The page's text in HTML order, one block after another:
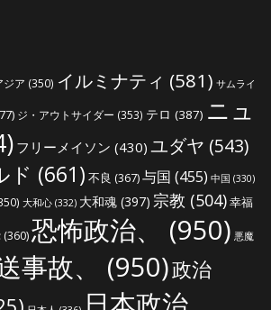
ジア (350) イルミナティ (581) サムライ
ジ・アウトサイダー (353) テロ (387) ニュ
フリーメイソン (430) ユダヤ (543)
ド (661) 不良 (367)与国 (455) 中国 (330)
大和心 (332) 大和魂 (397) 宗教 (504)幸福
(360)恐怖政治、 (950) 悪魔
事故、 (950)政治